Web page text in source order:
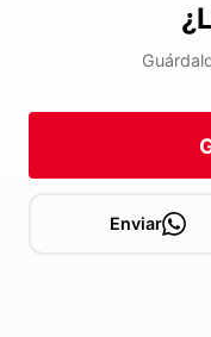
Enviar